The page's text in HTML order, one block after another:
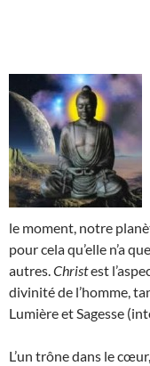
le moment, notre
pour cela qu’elle n’a
autres. Christest
divinité de l’homme,
Lumière et Sagesse
L’un trône dans le